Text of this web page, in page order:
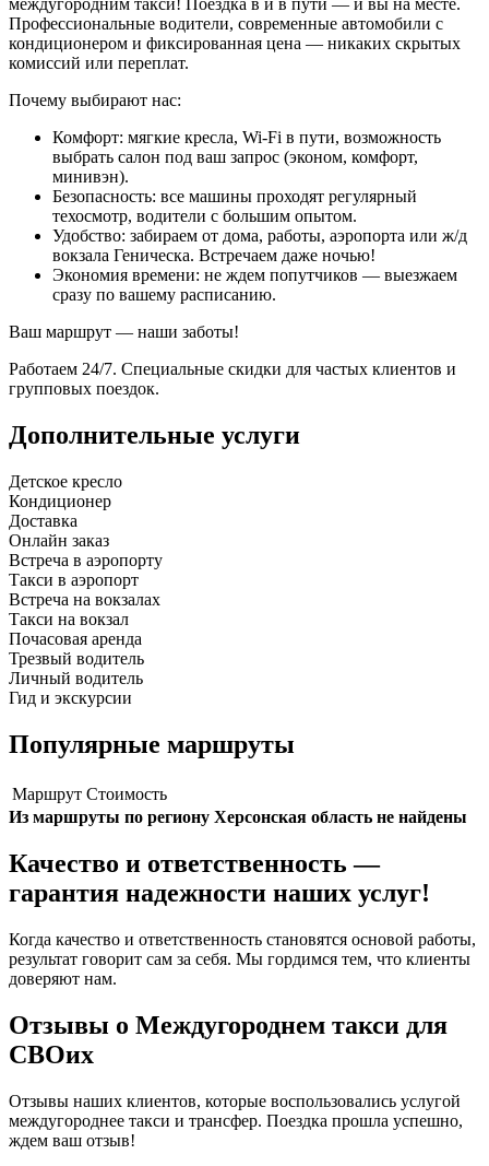
междугородним такси! Поездка в и в пути — и вы на месте.
Профессиональные водители, современные автомобили с
кондиционером и фиксированная цена — никаких скрытых
комиссий или переплат.
Почему выбирают нас:
Комфорт: мягкие кресла, Wi-Fi в пути, возможность
выбрать салон под ваш запрос (эконом, комфорт,
минивэн).
Безопасность: все машины проходят регулярный
техосмотр, водители с большим опытом.
Удобство: забираем от дома, работы, аэропорта или ж/д
вокзала Геническа. Встречаем даже ночью!
Экономия времени: не ждем попутчиков — выезжаем
сразу по вашему расписанию.
Ваш маршрут — наши заботы!
Работаем 24/7. Специальные скидки для частых клиентов и
групповых поездок.
Дополнительные услуги
Детское кресло
Кондиционер
Доставка
Онлайн заказ
Встреча в аэропорту
Такси в аэропорт
Встреча на вокзалах
Такси на вокзал
Почасовая аренда
Трезвый водитель
Личный водитель
Гид и экскурсии
Популярные маршруты
Маршрут Стоимость
Из маршруты по региону Херсонская область не найдены
Качество и ответственность —
гарантия надежности наших услуг!
Когда качество и ответственность становятся основой работы,
результат говорит сам за себя. Мы гордимся тем, что клиенты
доверяют нам.
Отзывы о Междугороднем такси для
СВОих
Отзывы наших клиентов, которые воспользовались услугой
междугороднее такси и трансфер. Поездка прошла успешно,
ждем ваш отзыв!